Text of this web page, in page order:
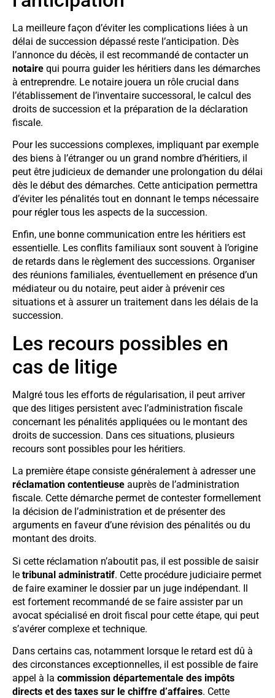
La meilleure façon d’éviter les complications liées à un
délai de succession dépassé reste l’anticipation. Dès
l’annonce du décès, il est recommandé de contacter un
notaire qui pourra guider les héritiers dans les démarches
à entreprendre. Le notaire jouera un rôle crucial dans
l’établissement de l’inventaire successoral, le calcul des
droits de succession et la préparation de la déclaration
fiscale.
Pour les successions complexes, impliquant par exemple
des biens à l’étranger ou un grand nombre d’héritiers, il
peut être judicieux de demander une prolongation du délai
dès le début des démarches. Cette anticipation permettra
d’éviter les pénalités tout en donnant le temps nécessaire
pour régler tous les aspects de la succession.
Enfin, une bonne communication entre les héritiers est
essentielle. Les conflits familiaux sont souvent à l’origine
de retards dans le règlement des successions. Organiser
des réunions familiales, éventuellement en présence d’un
médiateur ou du notaire, peut aider à prévenir ces
situations et à assurer un traitement dans les délais de la
succession.
Les recours possibles en
cas de litige
Malgré tous les efforts de régularisation, il peut arriver
que des litiges persistent avec l’administration fiscale
concernant les pénalités appliquées ou le montant des
droits de succession. Dans ces situations, plusieurs
recours sont possibles pour les héritiers.
La première étape consiste généralement à adresser une
réclamation contentieuse auprès de l’administration
fiscale. Cette démarche permet de contester formellement
la décision de l’administration et de présenter des
arguments en faveur d’une révision des pénalités ou du
montant des droits.
Si cette réclamation n’aboutit pas, il est possible de saisir
le tribunal administratif. Cette procédure judiciaire permet
de faire examiner le dossier par un juge indépendant. Il
est fortement recommandé de se faire assister par un
avocat spécialisé en droit fiscal pour cette étape, qui peut
s’avérer complexe et technique.
Dans certains cas, notamment lorsque le retard est dû à
des circonstances exceptionnelles, il est possible de faire
appel à la commission départementale des impôts
directs et des taxes sur le chiffre d’affaires. Cette